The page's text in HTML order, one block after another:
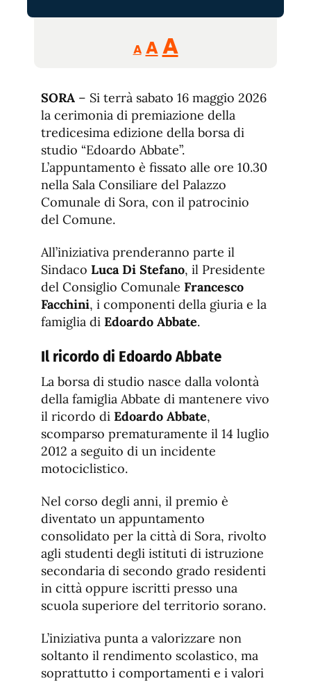
A
Reducir
tamaño
A Restablecer
tamaño
de
fuente
AAumentar
de
fuente.
SORA – Si terrà sabato 16 maggio 2026
la cerimonia di premiazione della
tredicesima edizione della borsa di
studio “Edoardo Abbate”.
L’appuntamento è fissato alle ore 10.30
nella Sala Consiliare del Palazzo
Comunale di Sora, con il patrocinio
del Comune.
All’iniziativa prenderanno parte il
Sindaco Luca Di Stefano, il Presidente
del Consiglio Comunale Francesco
Facchini, i componenti della giuria e la
famiglia di Edoardo Abbate.
Il ricordo di Edoardo Abbate
La borsa di studio nasce dalla volontà
della famiglia Abbate di mantenere vivo
il ricordo di Edoardo Abbate,
scomparso prematuramente il 14 luglio
2012 a seguito di un incidente
motociclistico.
Nel corso degli anni, il premio è
diventato un appuntamento
consolidato per la città di Sora, rivolto
agli studenti degli istituti di istruzione
secondaria di secondo grado residenti
in città oppure iscritti presso una
scuola superiore del territorio sorano.
L’iniziativa punta a valorizzare non
soltanto il rendimento scolastico, ma
soprattutto i comportamenti e i valori